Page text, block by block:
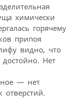
химически
горячему
припоя
видно, что
Нет
— нет
отверстий.